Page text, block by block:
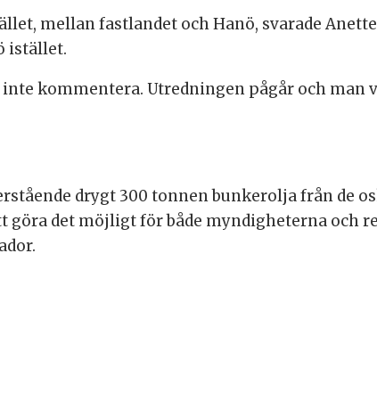
mellan fastlandet och Hanö, svarade
istället.
kommentera. Utredningen pågår och man
drygt 300 tonnen bunkerolja från de
göra det möjligt för både myndigheterna och